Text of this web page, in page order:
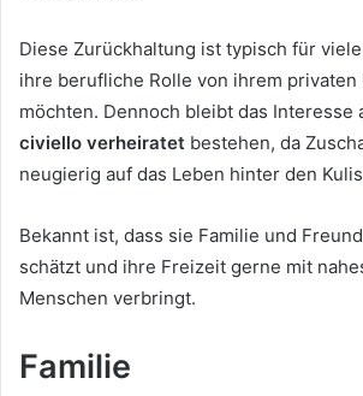
Diese Zurückhaltung ist typisch für
ihre berufliche Rolle von ihrem
möchten. Dennoch bleibt das Interesse
civiello verheiratet bestehen, da
neugierig auf das Leben hinter den
Bekannt ist, dass sie Familie und
schätzt und ihre Freizeit gerne mit
Menschen verbringt.
Familie